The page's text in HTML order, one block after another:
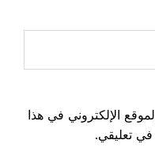
الإلكتروني في هذا
في تعليقي.